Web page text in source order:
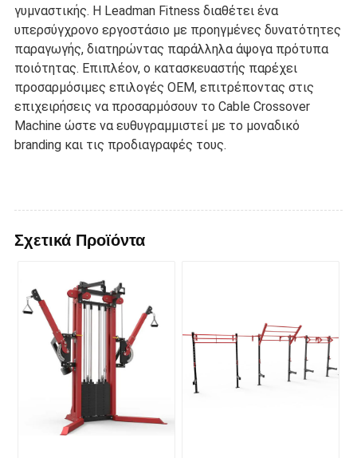
γυμναστικής. Η Leadman Fitness διαθέτει ένα
υπερσύγχρονο εργοστάσιο με προηγμένες δυνατότητες
παραγωγής, διατηρώντας παράλληλα άψογα πρότυπα
ποιότητας. Επιπλέον, ο κατασκευαστής παρέχει
προσαρμόσιμες επιλογές OEM, επιτρέποντας στις
επιχειρήσεις να προσαρμόσουν το Cable Crossover
Machine ώστε να ευθυγραμμιστεί με το μοναδικό
branding και τις προδιαγραφές τους.
Σχετικά Προϊόντα